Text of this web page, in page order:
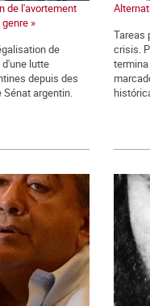
de l'avortement
»
de
lutte
depuis des
Sénat argentin.
Tareas
crisis.